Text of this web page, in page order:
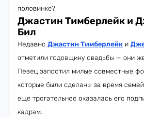
половинке?
Джастин Тимберлейк и
Бил
Недавно Джастин Тимберлейк и
отметили годовщину свадьбы — они
Певец запостил милые совместные
которые были сделаны за время
ещё трогательнее оказалась его
кадрам.